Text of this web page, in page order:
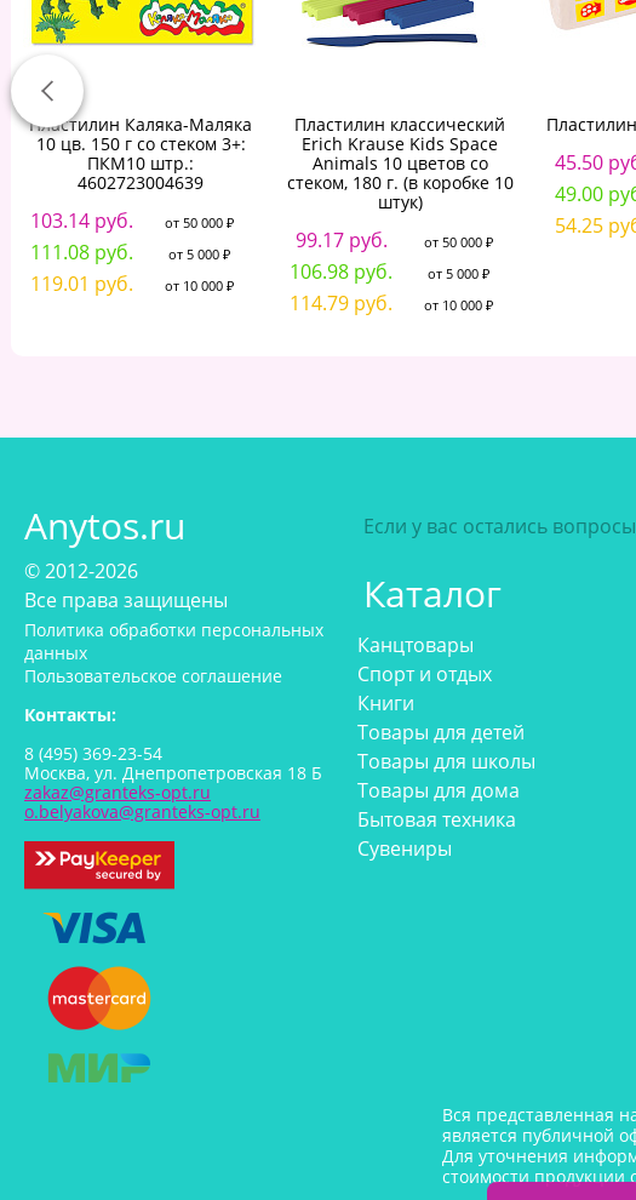
Пластилин Каляка-Маляка
10 цв. 150 г со стеком 3+:
ПКМ10 штр.:
4602723004639
103.14 руб. от 50 000 ₽
111.08 руб. от 5 000 ₽
119.01 руб. от 10 000 ₽
Пластилин классический
Erich Krause Kids Space
Animals 10 цветов со
стеком, 180 г. (в коробке 10
штук)
99.17 руб. от 50 000 ₽
106.98 руб. от 5 000 ₽
114.79 руб. от 10 000 ₽
Пластилин
45.50
49.00
54.25
Anytos.ru
© 2012-2026
Все права защищены
Политика обработки персональных
данных
Пользовательское соглашение
Контакты:
8 (495) 369-23-54
Москва, ул. Днепропетровская 18 Б
zakaz@granteks-opt.ru
o.belyakova@granteks-opt.ru
Если у вас остались
Каталог
Канцтовары
Спорт и отдых
Книги
Товары для детей
Товары для школы
Товары для дома
Бытовая техника
Сувениры
Вся представленная
является публичной
Для уточнения
стоимости